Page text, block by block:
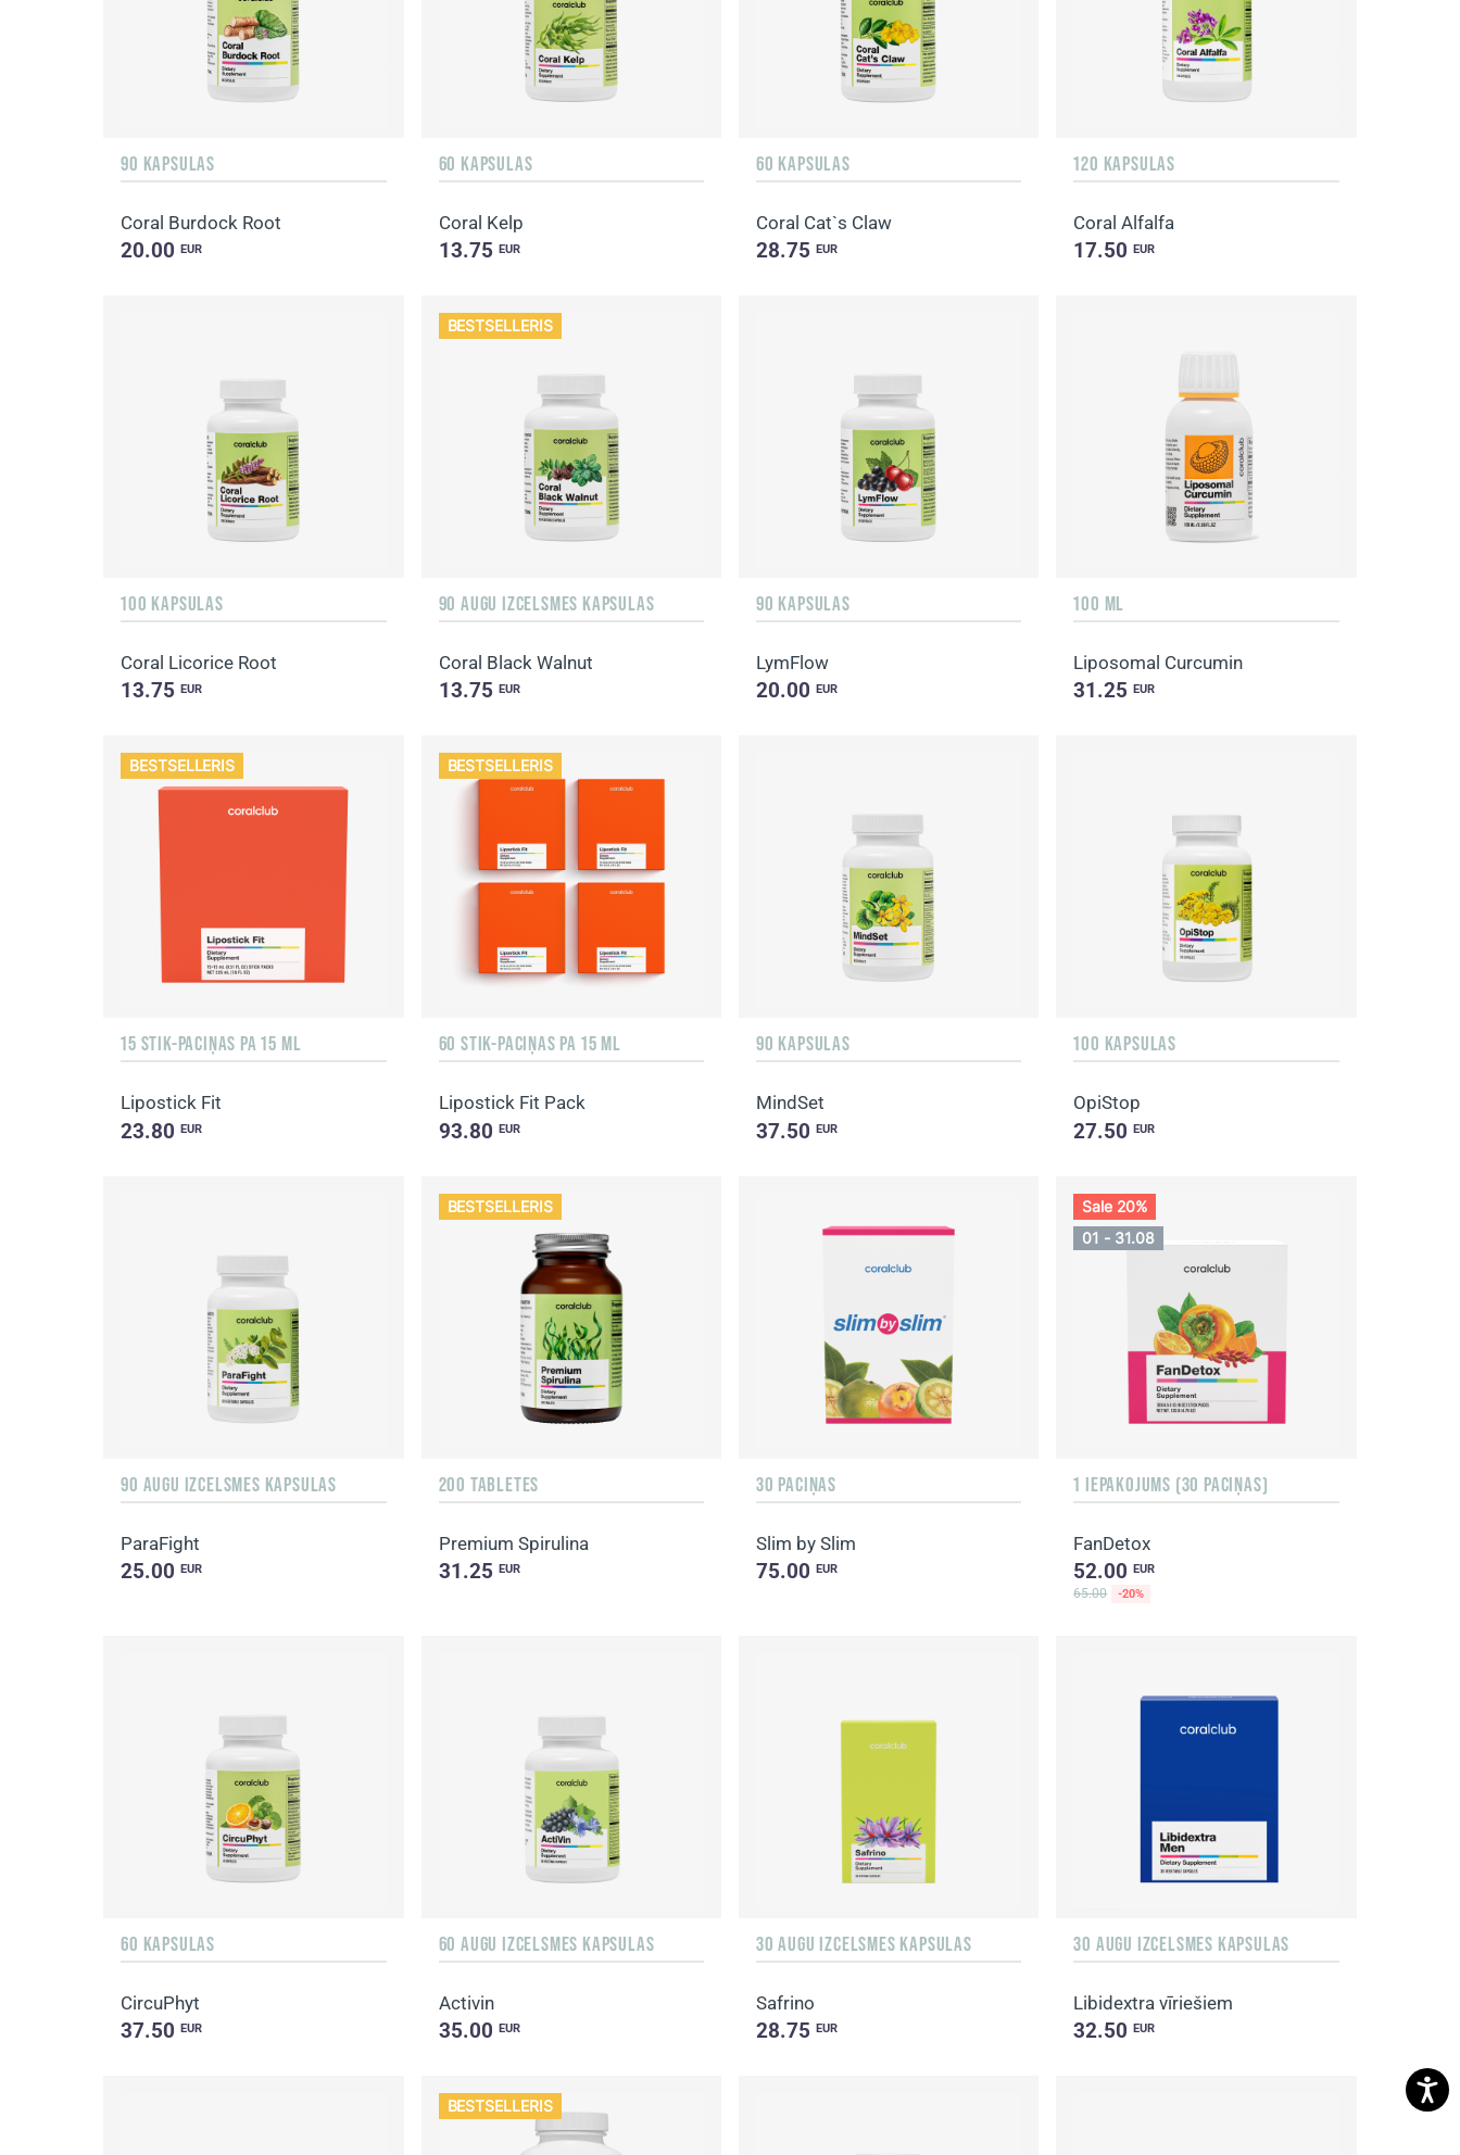
90 KAPSULAS
Coral Burdock Root
20.00EUR
60 KAPSULAS
Coral Kelp
13.75 EUR
60 KAPSULAS
Coral Cat`s Claw
28.75 EUR
120 KAPSULAS
Coral Alfalfa
17.50EUR
100 KAPSULAS
Coral Licorice Root
13.75EUR
BESTSELLERIS
90 AUGU IZCELSMES KAPSULAS
Coral Black Walnut
13.75 EUR
90 KAPSULAS
LymFlow
20.00 EUR
100 ML
Liposomal Curcumin
31.25EUR
BESTSELLERIS
15 STIK-PACIŅAS PA 15 ML
Lipostick Fit
23.80EUR
BESTSELLERIS
60 STIK-PACIŅAS PA 15 ML
Lipostick Fit Pack
93.80 EUR
90 KAPSULAS
MindSet
37.50 EUR
100 KAPSULAS
OpiStop
27.50EUR
90 AUGU IZCELSMES KAPSULAS
ParaFight
25.00EUR
BESTSELLERIS
200 TABLETES
Premium Spirulina
31.25 EUR
30 PACIŅAS
Slim by Slim
75.00 EUR
Sale 20%
01 - 31.08
1 IEPAKOJUMS (30 PACIŅAS)
FanDetox
52.00EUR
65.00
-20%
60 KAPSULAS
CircuPhyt
37.50EUR
60 AUGU IZCELSMES KAPSULAS
Activin
35.00 EUR
30 AUGU IZCELSMES KAPSULAS
Safrino
28.75 EUR
30 AUGU IZCELSMES KAPSULAS
Libidextra vīriešiem
32.50EUR
BESTSELLERIS